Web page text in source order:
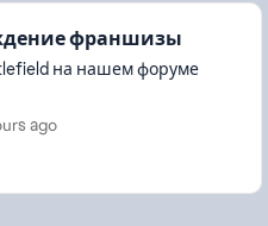
франшизы
на нашем форуме
ago